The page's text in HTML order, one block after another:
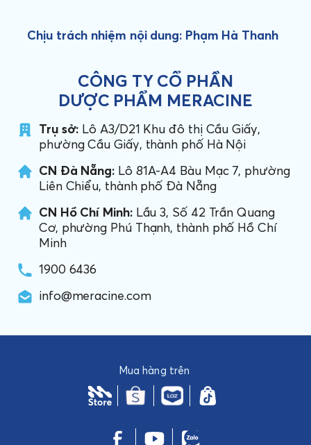
Chịu trách nhiệm nội dung: Phạm Hà Thanh
CÔNG TY CỔ PHẦN
DƯỢC PHẨM MERACINE
Trụ sở: Lô A3/D21 Khu đô thị Cầu Giấy,
phường Cầu Giấy, thành phố Hà Nội
CN Đà Nẵng: Lô 81A-A4 Bàu Mạc 7, phường
Liên Chiểu, thành phố Đà Nẵng
CN Hồ Chí Minh:Lầu 3, Số 42 Trần Quang
Cơ, phường Phú Thạnh, thành phố Hồ Chí
Minh
1900 6436
info@meracine.com
Mua hàng trên